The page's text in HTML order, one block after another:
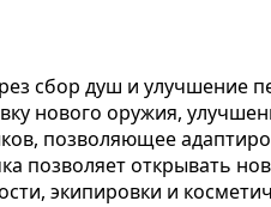
сбор душ и
нового оружия,
позволяющее
позволяет открывать
экипировки и